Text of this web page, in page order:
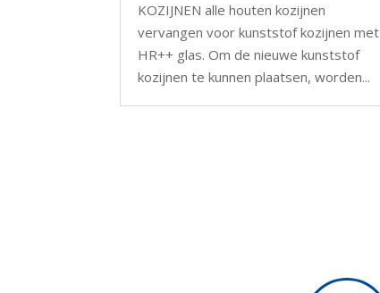
KOZIJNEN alle houten kozijnen
vervangen voor kunststof kozijnen met
HR++ glas. Om de nieuwe kunststof
kozijnen te kunnen plaatsen, worden...